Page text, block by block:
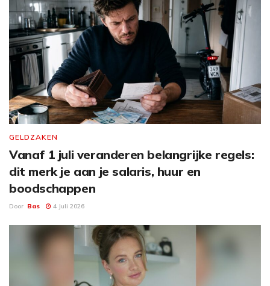
GELDZAKEN
Vanaf 1 juli veranderen belangrijke regels:
dit merk je aan je salaris, huur en
boodschappen
Door Bas 4 Juli 2026